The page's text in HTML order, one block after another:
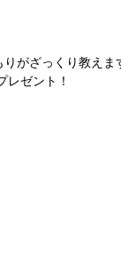
がざっくり教えま
ゼント！